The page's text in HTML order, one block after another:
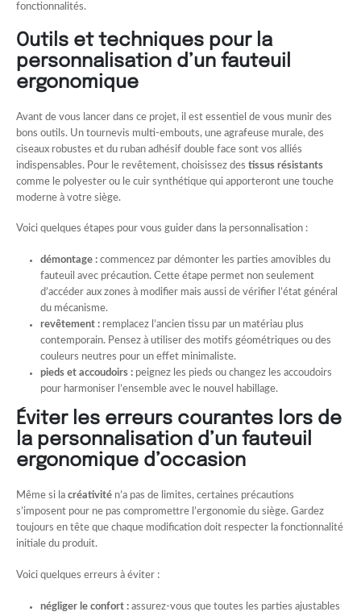
fonctionnalités.
Outils et techniques pour la
personnalisation d’un fauteuil
ergonomique
Avant de vous lancer dans ce projet, il est essentiel de vous munir des
bons outils. Un tournevis multi-embouts, une agrafeuse murale, des
ciseaux robustes et du ruban adhésif double face sont vos alliés
indispensables. Pour le revêtement, choisissez des tissus résistants
comme le polyester ou le cuir synthétique qui apporteront une touche
moderne à votre siège.
Voici quelques étapes pour vous guider dans la personnalisation :
démontage :commencez par démonter les parties amovibles du
fauteuil avec précaution. Cette étape permet non seulement
d’accéder aux zones à modifier mais aussi de vérifier l’état général
du mécanisme.
revêtement :remplacez l’ancien tissu par un matériau plus
contemporain. Pensez à utiliser des motifs géométriques ou des
couleurs neutres pour un effet minimaliste.
pieds et accoudoirs :peignez les pieds ou changez les accoudoirs
pour harmoniser l’ensemble avec le nouvel habillage.
Éviter les erreurs courantes lors de
la personnalisation d’un fauteuil
ergonomique d’occasion
Même si la créativité n’a pas de limites, certaines précautions
s’imposent pour ne pas compromettre l’ergonomie du siège. Gardez
toujours en tête que chaque modification doit respecter la fonctionnalité
initiale du produit.
Voici quelques erreurs à éviter :
négliger le confort :assurez-vous que toutes les parties ajustables